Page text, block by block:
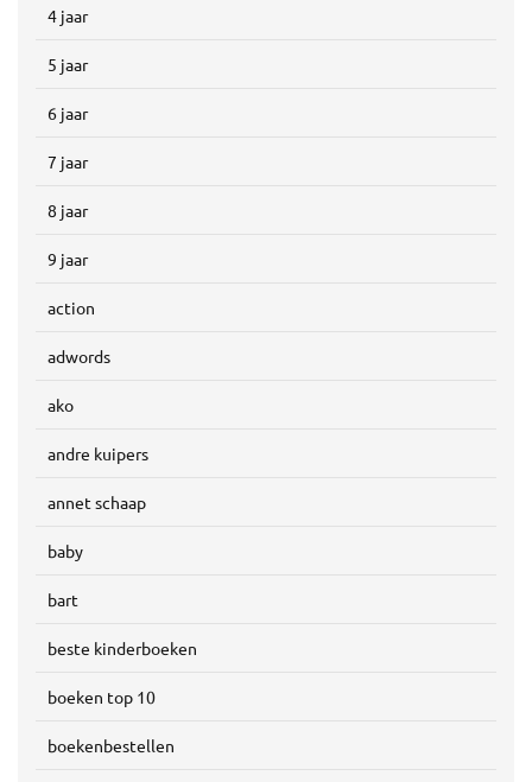
4 jaar
5 jaar
6 jaar
7 jaar
8 jaar
9 jaar
action
adwords
ako
andre kuipers
annet schaap
baby
bart
beste kinderboeken
boeken top 10
boekenbestellen